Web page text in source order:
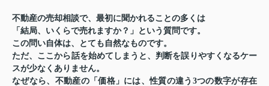
不動産の売却相談で、最初に聞かれることの多くは
「結局、いくらで売れますか？」という質問です。
この問い自体は、とても自然なものです。
ただ、 ここから話を始めてしまうと、判断を誤りやすくなるケー
スが少なくありません。
なぜなら、不動産の「価格」には、性質の違う3つの数字が存在